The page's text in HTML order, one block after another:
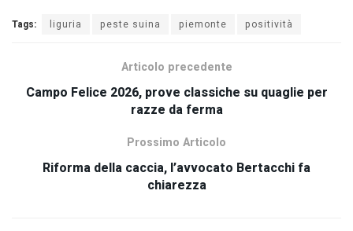
Tags: liguria peste suina piemonte positività
Articolo precedente
Campo Felice 2026, prove classiche su quaglie per
razze da ferma
Prossimo Articolo
Riforma della caccia, l’avvocato Bertacchi fa
chiarezza